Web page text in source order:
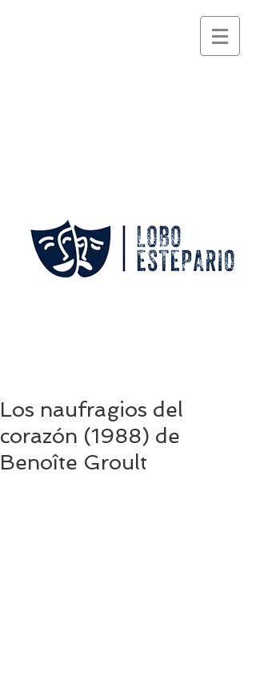
Los naufragios del
corazón (1988) de
Benoîte Groult